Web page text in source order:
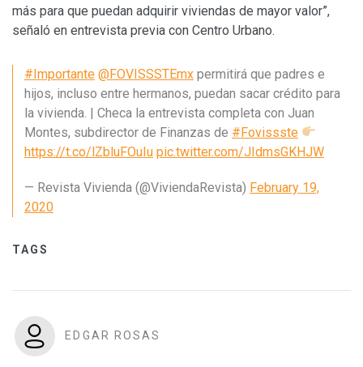
más para que puedan adquirir viviendas de mayor valor”,
señaló en entrevista previa con Centro Urbano.
#Importante @FOVISSSTEmx permitirá que padres e
hijos, incluso entre hermanos, puedan sacar crédito para
la vivienda. | Checa la entrevista completa con Juan
Montes, subdirector de Finanzas de #Fovissste
https://t.co/lZbluFOuIu pic.twitter.com/JIdmsGKHJW
— Revista Vivienda (@ViviendaRevista) February 19,
2020
TAGS
EDGAR ROSAS